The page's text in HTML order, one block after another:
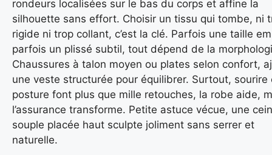
rondeurs localisées sur le bas du corps et affine la
silhouette sans effort. Choisir un tissu qui tombe, ni
rigide ni trop collant, c’est la clé. Parfois une taille
parfois un plissé subtil, tout dépend de la
Chaussures à talon moyen ou plates selon confort,
une veste structurée pour équilibrer. Surtout, sourire
posture font plus que mille retouches, la robe aide,
l’assurance transforme. Petite astuce vécue, une
souple placée haut sculpte joliment sans serrer et
naturelle.